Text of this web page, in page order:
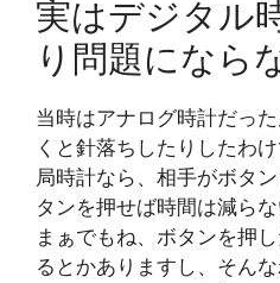
実はデジタル
り問題になら
当時はアナログ時計だっ
くと針落ちしたりしたわ
局時計なら、相手がボタ
タンを押せば時間は減らな
まぁでもね、ボタンを押
るとかありますし、そん